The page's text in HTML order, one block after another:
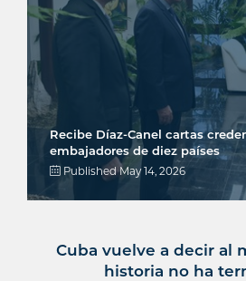
Recibe Díaz-Canel cartas
embajadores de diez países
PublishedMay 14, 2026
Cuba vuelve a decir al
historia no ha